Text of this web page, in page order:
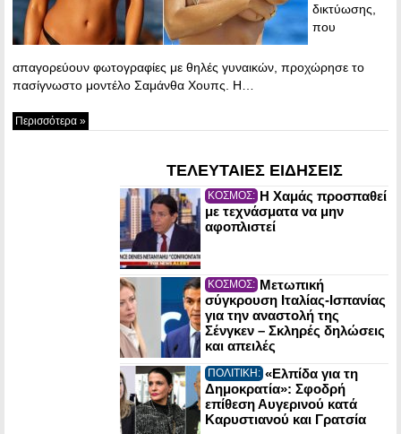
δικτύωσης,
που
απαγορεύουν φωτογραφίες με θηλές γυναικών, προχώρησε το
πασίγνωστο μοντέλο Σαμάνθα Χουπς. Η…
Περισσότερα »
ΤΕΛΕΥΤΑΙΕΣ ΕΙΔΗΣΕΙΣ
ΚΟΣΜΟΣ: Η Χαμάς προσπαθεί
με τεχνάσματα να μην
αφοπλιστεί
ΚΟΣΜΟΣ: Μετωπική
σύγκρουση Ιταλίας-Ισπανίας
για την αναστολή της
Σένγκεν – Σκληρές δηλώσεις
και απειλές
ΠΟΛΙΤΙΚΗ: «Ελπίδα για τη
Δημοκρατία»: Σφοδρή
επίθεση Αυγερινού κατά
Καρυστιανού και Γρατσία